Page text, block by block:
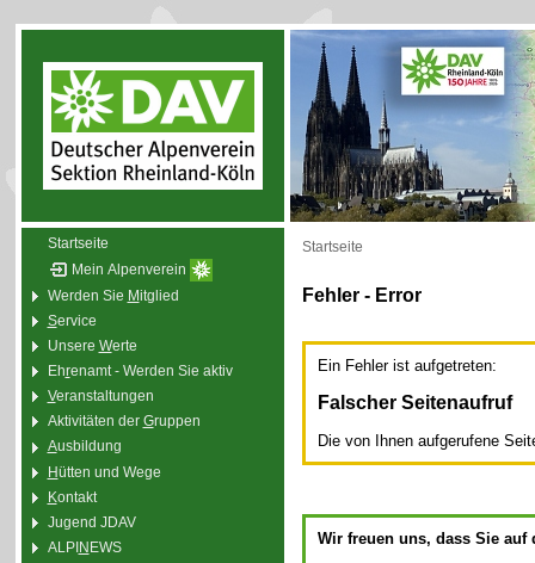
Startseite
Mein Alpenverein
Werden Sie Mitglied
Service
Unsere Werte
Ehrenamt - Werden Sie aktiv
Veranstaltungen
Aktivitäten der Gruppen
Ausbildung
Hütten und Wege
Kontakt
Jugend JDAV
ALPINEWS
Startseite
Fehler - Error
Ein Fehler ist aufgetreten:
Falscher Seitenaufruf
Die von Ihnen aufgerufene
Wir freuen uns, dass Sie auf